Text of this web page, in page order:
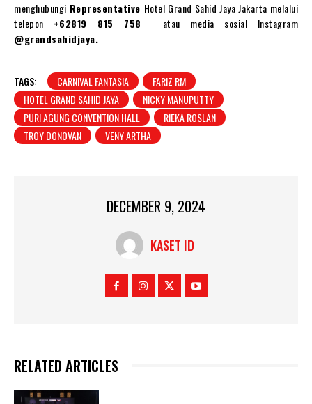
menghubungi Representative Hotel Grand Sahid Jaya Jakarta melalui
telepon +62819 815 758 atau media sosial Instagram
@grandsahidjaya.
TAGS: CARNIVAL FANTASIA
FARIZ RM
HOTEL GRAND SAHID JAYA
NICKY MANUPUTTY
PURI AGUNG CONVENTION HALL
RIEKA ROSLAN
TROY DONOVAN
VENY ARTHA
DECEMBER 9, 2024
KASET ID
RELATED ARTICLES